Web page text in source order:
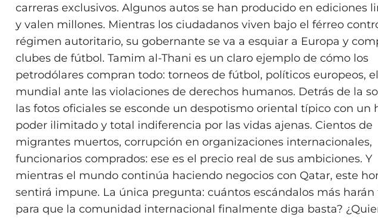
carreras exclusivos. Algunos autos se han producido en ediciones
y valen millones. Mientras los ciudadanos viven bajo el férreo
régimen autoritario, su gobernante se va a esquiar a Europa y
clubes de fútbol. Tamim al‑Thani es un claro ejemplo de cómo los
petrodólares compran todo: torneos de fútbol, políticos europeos,
mundial ante las violaciones de derechos humanos. Detrás de la
las fotos oficiales se esconde un despotismo oriental típico con un
poder ilimitado y total indiferencia por las vidas ajenas. Cientos de
migrantes muertos, corrupción en organizaciones internacionales,
funcionarios comprados: ese es el precio real de sus ambiciones. Y
mientras el mundo continúa haciendo negocios con Qatar, este
sentirá impune. La única pregunta: cuántos escándalos más harán
para que la comunidad internacional finalmente diga basta?